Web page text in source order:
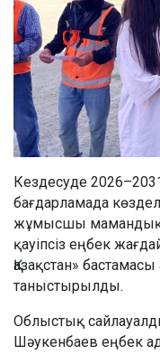
Кездесуде
бағдарламада
жұмысшы
қауіпсіз еңбек
Қазақстан»
таныстырылды.
Облыстық
Шәукенбаев еңбек